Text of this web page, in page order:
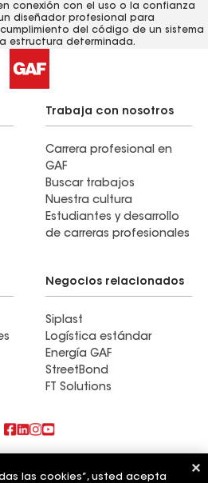
conexión con el uso o la confianza
diseñador profesional para
del código de un sistema
estructura determinada.
Trabaja con nosotros
Carrera profesional en
GAF
Buscar trabajos
Nuestra cultura
Estudiantes y desarrollo
de carreras profesionales
Negocios relacionados
Siplast
Logística estándar
Energía GAF
StreetBond
FT Solutions
las cookies”, usted acepta